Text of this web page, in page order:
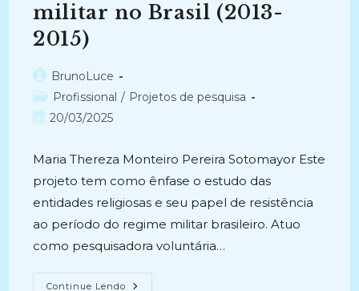
militar no Brasil (2013-
2015)
Autor
do
post:
BrunoLuce
Categoria
do
Profissional / Projetos de pesquisa
Post20/03/2025
Maria Thereza Monteiro Pereira Sotomayor Este
projeto tem como ênfase o estudo das
entidades religiosas e seu papel de resistência
ao período do regime militar brasileiro. Atuo
como pesquisadora voluntária…
Continue Lendo ARQUIVOS